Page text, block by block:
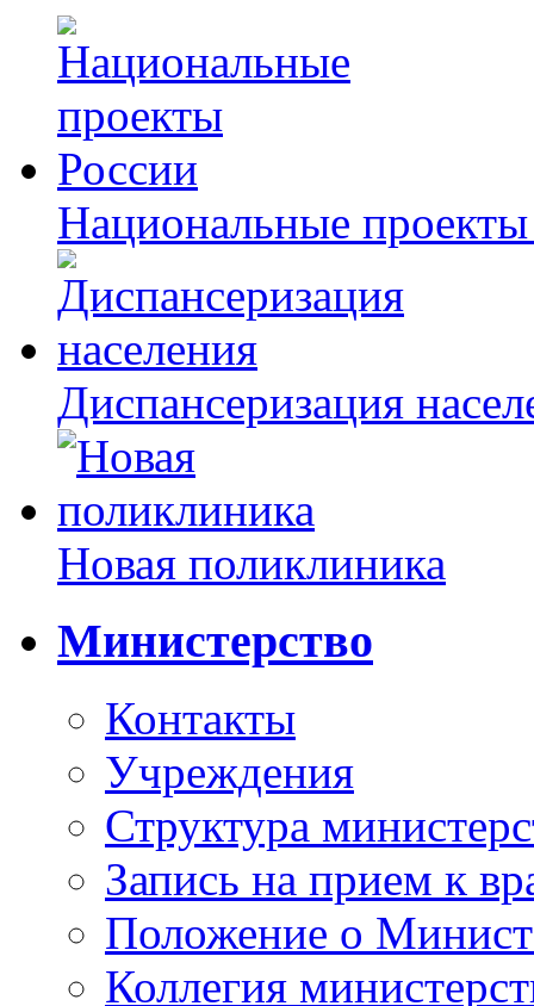
Национальные
Диспансеризация
Новая поликлиника
Министерство
Контакты
Учреждения
Структура
Запись на прием к
Положение о
Коллегия